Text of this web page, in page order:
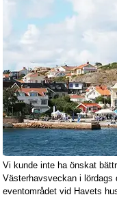
Vi kunde inte ha önskat
Västerhavsveckan i lördags
eventområdet vid Havets